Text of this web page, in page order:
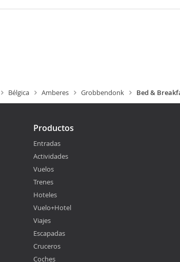
Bélgica Amberes Grobbendonk Bed &
Productos
Entradas
Actividades
Vuelos
Trenes
Hoteles
Vuelo+Hotel
Viajes
Escapadas
Cruceros
Coches